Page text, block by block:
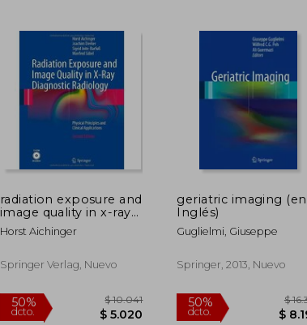
$ 1.917 dcto.
radiation exposure and
image quality in x-ray
diagnostic radiology
(en Inglés)
Horst Aichinger
Springer Verlag, Nuevo
geriatric imaging (en
Inglés)
Guglielmi, Giuseppe
Springer, 2013, Nuevo